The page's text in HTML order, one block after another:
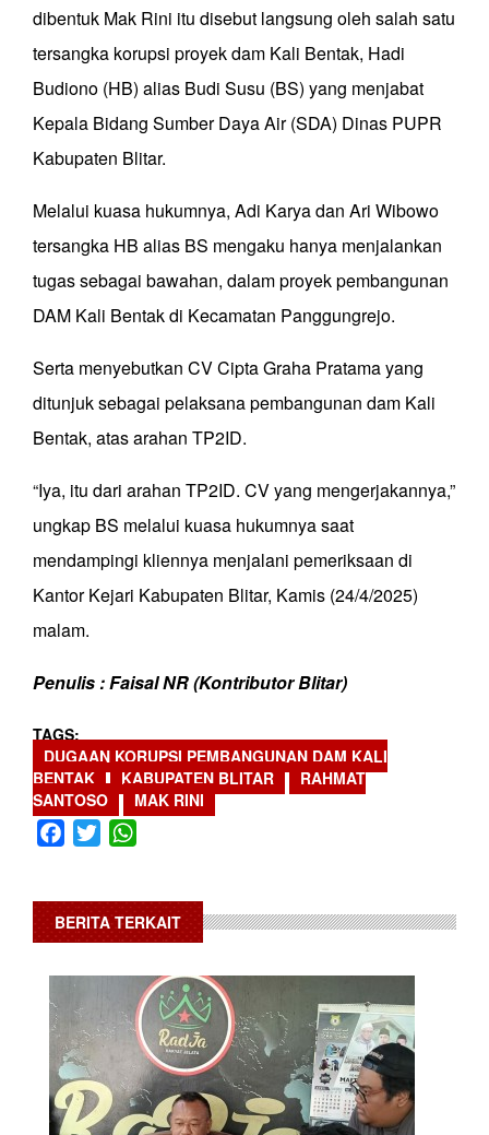
dibentuk Mak Rini itu disebut langsung oleh salah satu
tersangka korupsi proyek dam Kali Bentak, Hadi
Budiono (HB) alias Budi Susu (BS) yang menjabat
Kepala Bidang Sumber Daya Air (SDA) Dinas PUPR
Kabupaten Blitar.
Melalui kuasa hukumnya, Adi Karya dan Ari Wibowo
tersangka HB alias BS mengaku hanya menjalankan
tugas sebagai bawahan, dalam proyek pembangunan
DAM Kali Bentak di Kecamatan Panggungrejo.
Serta menyebutkan CV Cipta Graha Pratama yang
ditunjuk sebagai pelaksana pembangunan dam Kali
Bentak, atas arahan TP2ID.
“Iya, itu dari arahan TP2ID. CV yang mengerjakannya,”
ungkap BS melalui kuasa hukumnya saat
mendampingi kliennya menjalani pemeriksaan di
Kantor Kejari Kabupaten Blitar, Kamis (24/4/2025)
malam.
Penulis : Faisal NR (Kontributor Blitar)
TAGS
DUGAAN KORUPSI PEMBANGUNAN DAM KALI
BENTAK
KABUPATEN BLITAR
RAHMAT
SANTOSO
MAK RINI
Facebook
Twitter
BERITA TERKAIT